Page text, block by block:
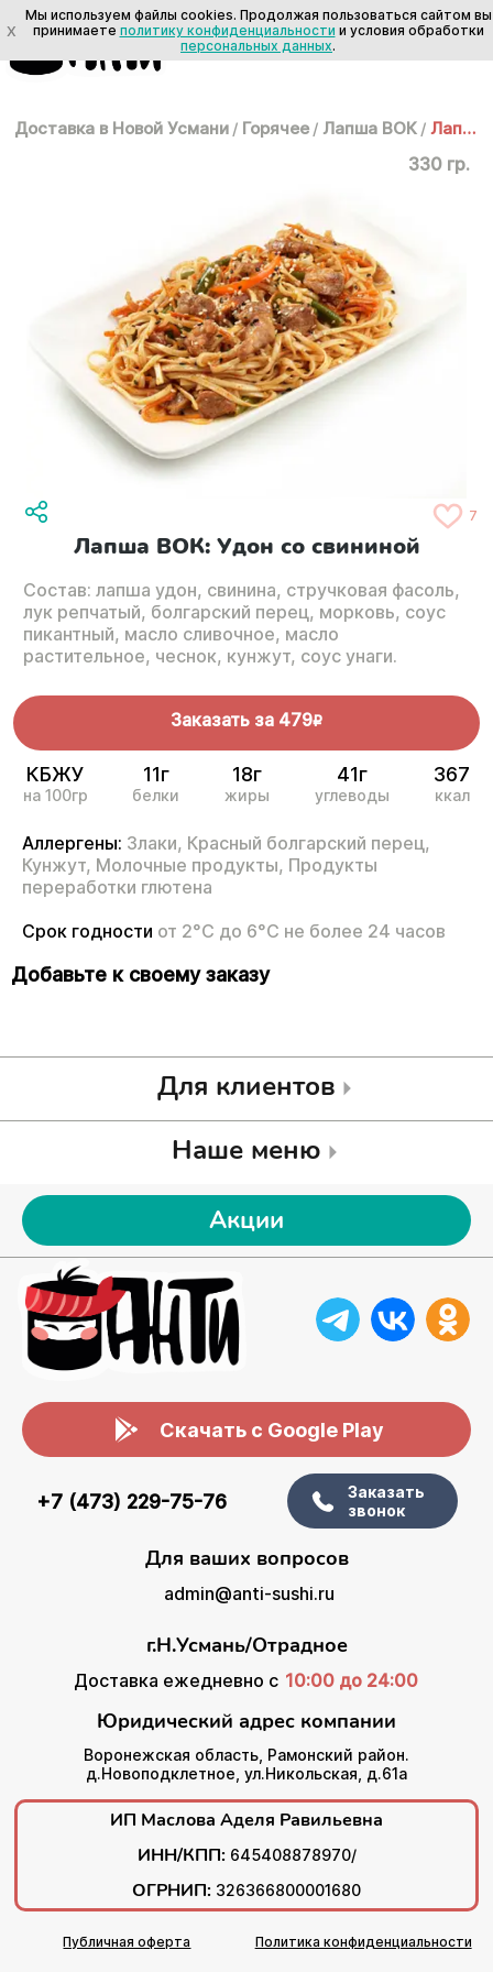
Доставка в Новой Усмани / Горячее / Лапша ВОК / Лапша ВОК: Удон со свининой
330 гр.
7
Лапша ВОК: Удон со свининой
Состав: лапша удон, свинина, стручковая фасоль,
лук репчатый, болгарский перец, морковь, соус
пикантный, масло сливочное, масло
растительное, чеснок, кунжут, соус унаги.
Заказать за 479R
КБЖУ
на 100гр
11г
белки
18г
жиры
41г
углеводы
367
ккал
Аллергены: Злаки, Красный болгарский перец,
Кунжут, Молочные продукты, Продукты
переработки глютена
Срок годности от 2°С до 6°С не более 24 часов
Добавьте к своему заказу
Для клиентов
Наше меню
Акции
Скачать с Google Play
+7 (473) 229-75-76
Заказать
звонок
Для ваших вопросов
admin@anti-sushi.ru
г.Н.Усмань/Отрадное
Доставка ежедневно с 10:00 до 24:00
Юридический адрес компании
Воронежская область, Рамонский район.
д.Новоподклетное, ул.Никольская, д.61а
ИП Маслова Аделя Равильевна
ИНН/КПП: 645408878970/
ОГРНИП: 326366800001680
Публичная оферта Политика конфиденциальности
X
Мы используем файлы cookies. Продолжая пользоваться сайтом вы
принимаете политику конфиденциальности и условия обработки
персональных данных.